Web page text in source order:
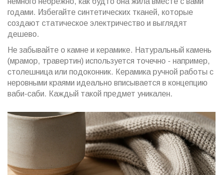
годами. Избегайте синтетических тканей, которые
создают статическое электричество и выглядят
дешево.
Не забывайте о камне и керамике. Натуральный камень
(мрамор, травертин) используется точечно - например,
столешница или подоконник. Керамика ручной работы с
неровными краями идеально вписывается в концепцию
ваби-саби. Каждый такой предмет уникален.